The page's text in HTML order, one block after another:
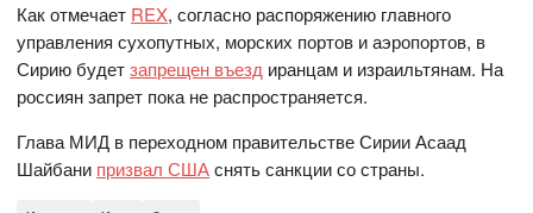
Как отмечает REX, согласно распоряжению главного
управления сухопутных, морских портов и аэропортов, в
Сирию будетзапрещен въезд иранцам и израильтянам. На
россиян запрет пока не распространяется.
Глава МИД в переходном правительстве Сирии Асаад
Шайбани призвал СШАснять санкции со страны.